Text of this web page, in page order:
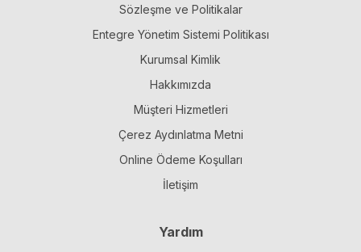
Sözleşme ve Politikalar
Entegre Yönetim Sistemi Politikası
Kurumsal Kimlik
Hakkımızda
Müşteri Hizmetleri
Çerez Aydınlatma Metni
Online Ödeme Koşulları
İletişim
Yardım